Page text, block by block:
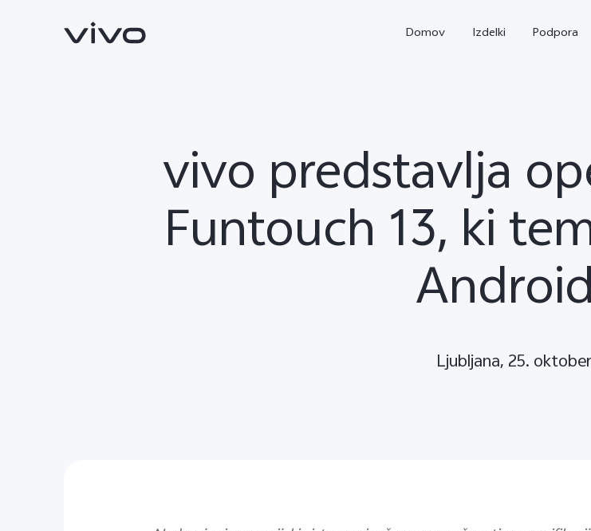
Domov Izdelki Podpora
X80 Lite Y17s
vivo predstavlja
Funtouch 13, ki
Ljubljana, 25.